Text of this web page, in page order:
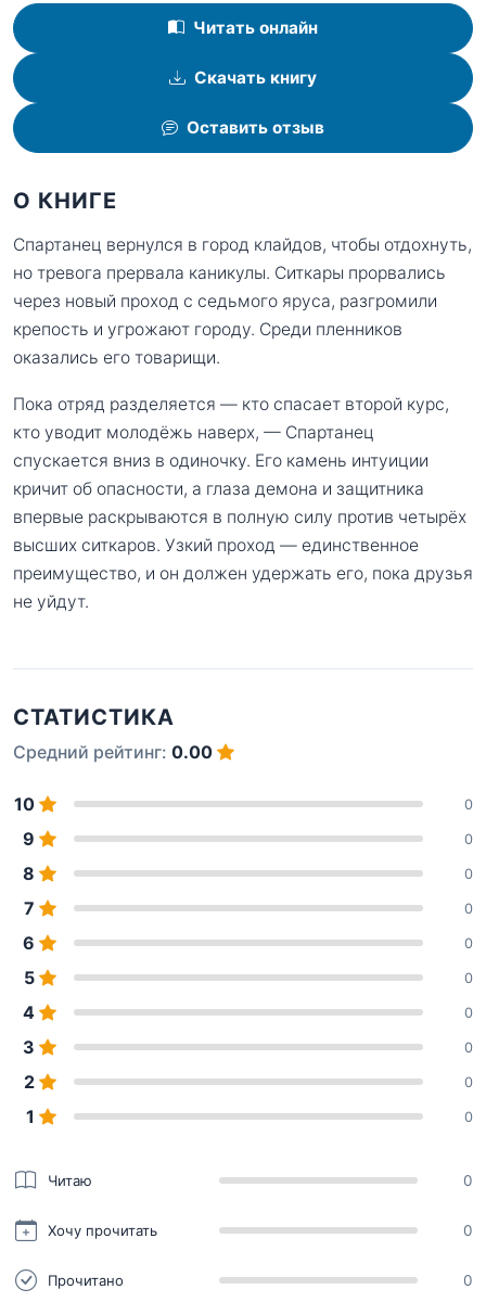
Читать онлайн
Скачать книгу
Оставить отзыв
О КНИГЕ
Спартанец вернулся в город клайдов, чтобы отдохнуть,
но тревога прервала каникулы. Ситкары прорвались
через новый проход с седьмого яруса, разгромили
крепость и угрожают городу. Среди пленников
оказались его товарищи.
Пока отряд разделяется — кто спасает второй курс,
кто уводит молодёжь наверх, — Спартанец
спускается вниз в одиночку. Его камень интуиции
кричит об опасности, а глаза демона и защитника
впервые раскрываются в полную силу против четырёх
высших ситкаров. Узкий проход — единственное
преимущество, и он должен удержать его, пока друзья
не уйдут.
СТАТИСТИКА
Средний рейтинг: 0.00
10 0
9 0
8 0
7 0
6 0
5 0
4 0
3 0
2 0
1 0
Читаю 0
Хочу прочитать 0
Прочитано 0